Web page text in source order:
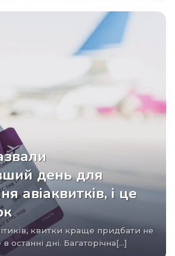
день для
авіаквитків, і це
останні дні. Багаторічна[...]